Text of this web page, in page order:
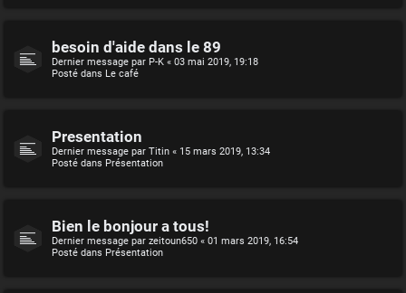
besoin d'aide dans le 89
Dernier message par P-K « 03 mai 2019, 19:18
Posté dans Le café
Presentation
Dernier message par Titin « 15 mars 2019, 13:34
Posté dans Présentation
Bien le bonjour a tous!
Dernier message par zeitoun650 « 01 mars 2019, 16:54
Posté dans Présentation